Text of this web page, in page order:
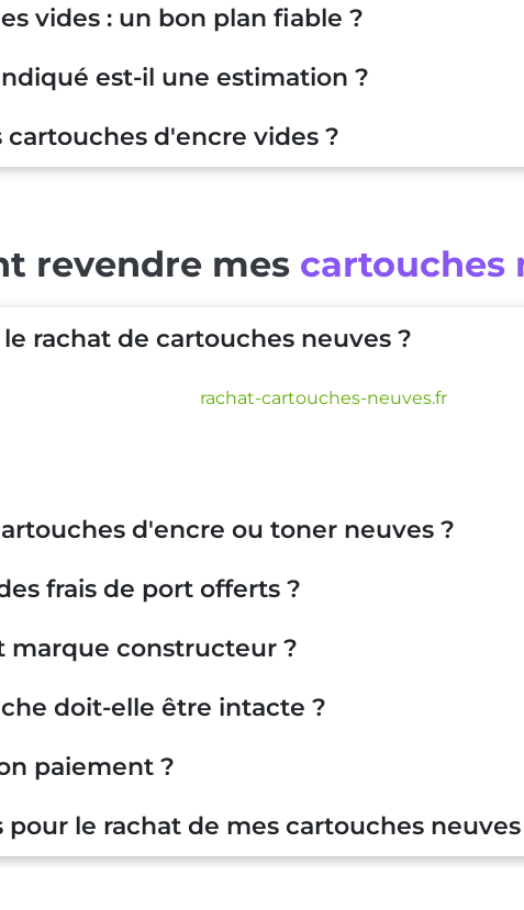
vides : un bon plan fiable ?
est-il une estimation ?
d'encre vides ?
revendre mes cartouches
rachat de cartouches neuves ?
rachat-cartouches-neuves.fr
d'encre ou toner neuves ?
frais de port offerts ?
marque constructeur ?
doit-elle être intacte ?
paiement ?
pour le rachat de mes cartouches neuves